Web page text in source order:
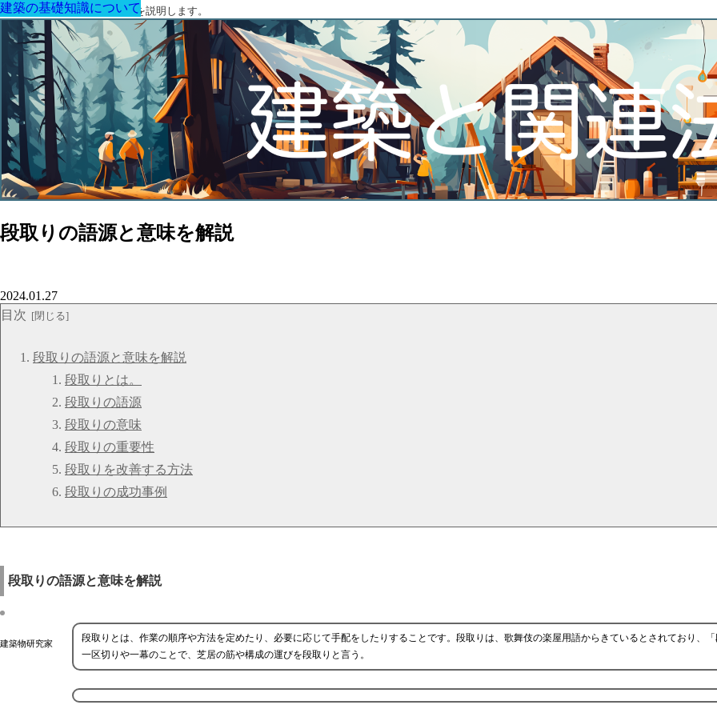
建築に関する用語と関連法令を説明します。
段取りの語源と意味を解説
建築の基礎知識について
2024.01.27
目次
段取りの語源と意味を解説
段取りとは。
段取りの語源
段取りの意味
段取りの重要性
段取りを改善する方法
段取りの成功事例
段取りの語源と意味を解説
建築物研究家
段取りとは、作業の順序や方法を定めたり、必要に応じて手配をしたりすることです。段取りは、歌舞伎の楽屋用語からきているとされており、
一区切りや一幕のことで、芝居の筋や構成の運びを段取りと言う。
建築の基礎知識について
建築の基礎知識について
建築の基礎知識について
建築の基礎知識について
建築の基礎知識について
建築の基礎知識について